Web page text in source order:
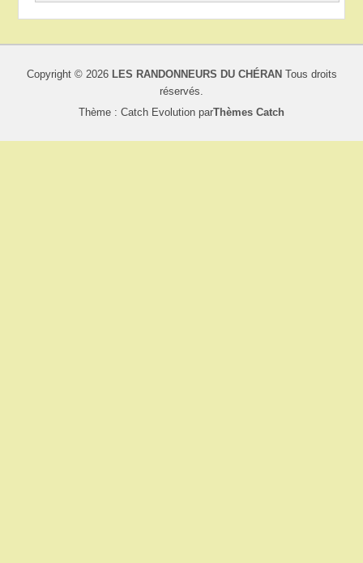
Copyright © 2026 LES RANDONNEURS DU CHÉRAN Tous droits
réservés.
Thème : Catch Evolution parThèmes Catch